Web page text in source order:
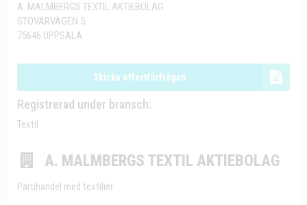
A. MALMBERGS TEXTIL AKTIEBOLAG
STÖVARVÄGEN 5
75646 UPPSALA
Skicka offertförfrågan
Registrerad under bransch:
Textil
A. MALMBERGS TEXTIL AKTIEBOLAG
Partihandel med textilier